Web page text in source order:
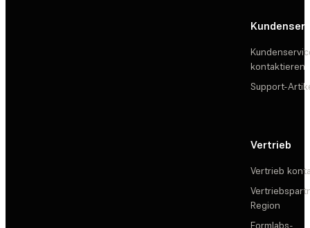
kontaktieren
Support-
Vertrieb
Vertrieb
Region
Formlabs-